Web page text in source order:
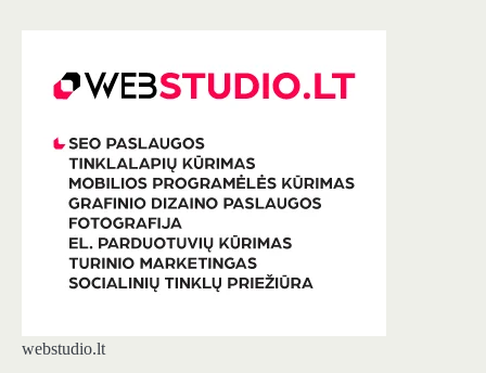
webstudio.lt